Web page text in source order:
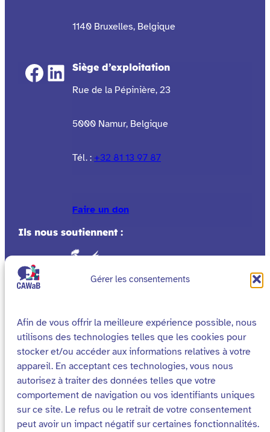
Gérer les consentements
Afin de vous offrir la meilleure expérience possible, nous
utilisons des technologies telles que les cookies pour
stocker et/ou accéder aux informations relatives à votre
appareil. En acceptant ces technologies, vous nous
autorisez à traiter des données telles que votre
comportement de navigation ou vos identifiants uniques
sur ce site. Le refus ou le retrait de votre consentement
peut avoir un impact négatif sur certaines fonctionnalités.
Facebook LinkedIn
1140 Bruxelles, Belgique
Siège d’exploitation
Rue de la Pépinière, 23
5000 Namur, Belgique
Tél. : +32 81 13 97 87
Faire un don
Ils nous soutiennent :